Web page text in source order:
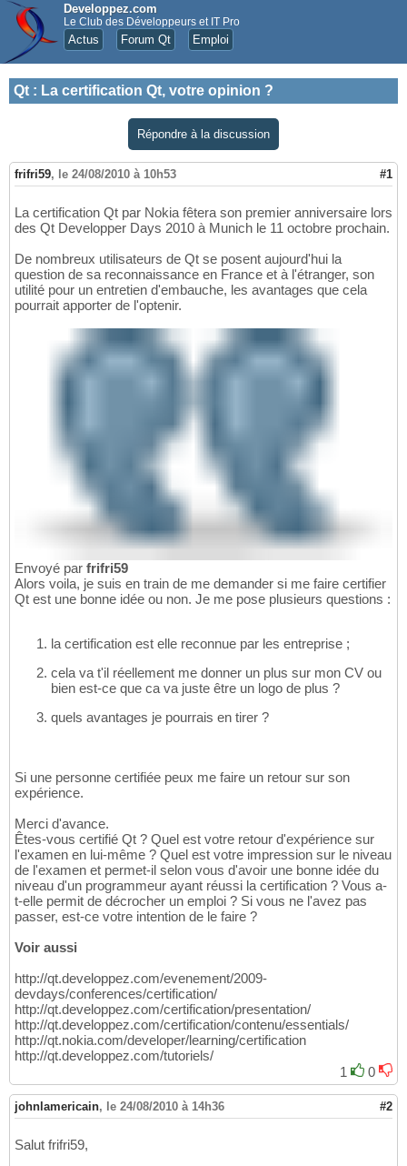
Developpez.com
Le Club des Développeurs et IT Pro
Actus Forum Qt Emploi
Qt : La certification Qt, votre opinion ?
Répondre à la discussion
frifri59, le 24/08/2010 à 10h53 #1
La certification Qt par Nokia fêtera son premier anniversaire lors
des Qt Developper Days 2010 à Munich le 11 octobre prochain.
De nombreux utilisateurs de Qt se posent aujourd'hui la
question de sa reconnaissance en France et à l'étranger, son
utilité pour un entretien d'embauche, les avantages que cela
pourrait apporter de l'optenir.
Envoyé par frifri59
Alors voila, je suis en train de me demander si me faire certifier
Qt est une bonne idée ou non. Je me pose plusieurs questions :
la certification est elle reconnue par les entreprise ;
cela va t'il réellement me donner un plus sur mon CV ou
bien est-ce que ca va juste être un logo de plus ?
quels avantages je pourrais en tirer ?
Si une personne certifiée peux me faire un retour sur son
expérience.
Merci d'avance.
Êtes-vous certifié Qt ? Quel est votre retour d'expérience sur
l'examen en lui-même ? Quel est votre impression sur le niveau
de l'examen et permet-il selon vous d'avoir une bonne idée du
niveau d'un programmeur ayant réussi la certification ? Vous a-
t-elle permit de décrocher un emploi ? Si vous ne l'avez pas
passer, est-ce votre intention de le faire ?
Voir aussi
http://qt.developpez.com/evenement/2009-
devdays/conferences/certification/
http://qt.developpez.com/certification/presentation/
http://qt.developpez.com/certification/contenu/essentials/
http://qt.nokia.com/developer/learning/certification
http://qt.developpez.com/tutoriels/
1
0
johnlamericain, le 24/08/2010 à 14h36 #2
Salut frifri59,